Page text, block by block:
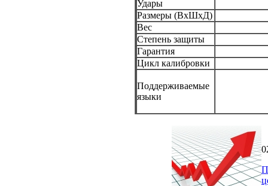
Удары
Размеры (ВxШxД)
Вес
Степень защиты
Гарантия
Цикл калибровки
Поддерживаемые
языки